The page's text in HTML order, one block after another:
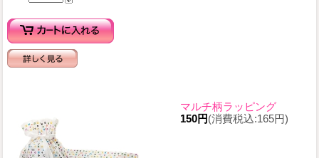
マルチ柄ラッピング
150円(消費税込:165円)